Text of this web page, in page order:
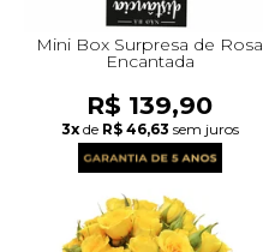
Mini Box Surpresa de Rosa
Encantada
R$ 139,90
3x de R$ 46,63 sem juros